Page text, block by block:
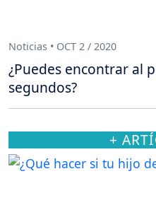
Noticias • OCT 2 / 2020
¿Puedes encontrar al
segundos?
+